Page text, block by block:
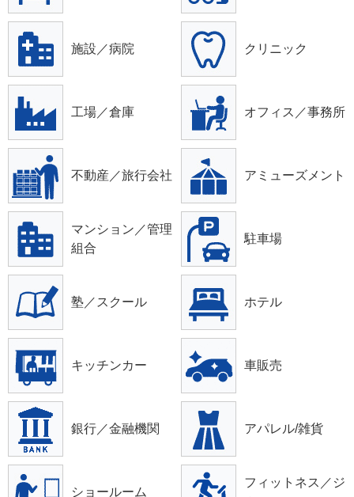
施設／病院 クリニック
工場／倉庫 オフィス／事務所
不動産／旅行会社 アミューズメント
マンション／管理
組合
駐車場
塾／スクール ホテル
キッチンカー 車販売
銀行／金融機関 アパレル/雑貨
ショールーム
フィットネス／ジ